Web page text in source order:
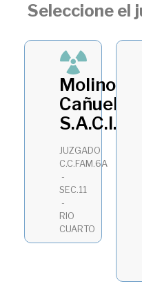
Seleccione el
Molino
Cañuelas
JUZGADO
C.C.FAM.6A
-
SEC.11
-
RIO
CUARTO